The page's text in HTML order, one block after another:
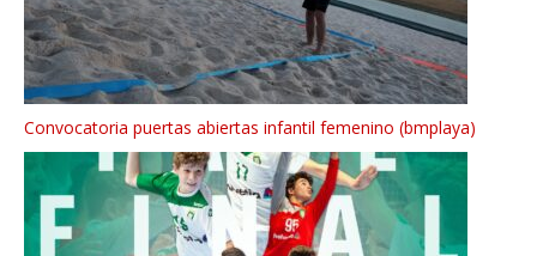
Convocatoria puertas abiertas infantil femenino (bmplaya)